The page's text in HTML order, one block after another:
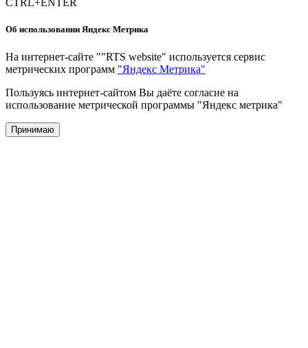
CTRL+ENTER
Об использовании Яндекс Метрика
На интернет-сайте ""RTS website" используется сервис
метрических программ "Яндекс Метрика"
Пользуясь интернет-сайтом Вы даёте согласие на
использование метрической программы "Яндекс метрика"
Принимаю